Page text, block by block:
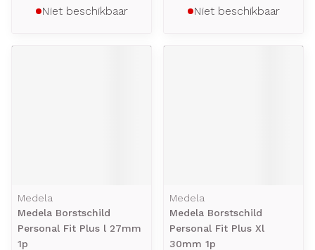
Niet beschikbaar Niet beschikbaar
Medela
Medela Borstschild
Personal Fit Plus l 27mm
1p
Medela
Medela Borstschild
Personal Fit Plus Xl
30mm 1p